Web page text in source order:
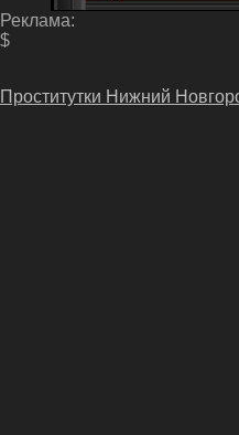
Реклама:
$
Проститутки Нижний